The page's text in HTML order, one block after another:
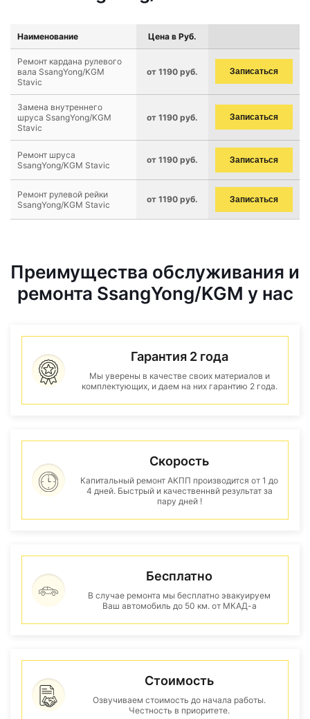
Наименование Цена в Руб.
Ремонт кардана рулевого
вала SsangYong/KGM
Stavic
от 1190 руб. Записаться
Замена внутреннего
шруса SsangYong/KGM
Stavic
от 1190 руб. Записаться
Ремонт шруса
SsangYong/KGM Stavic
от 1190 руб. Записаться
Ремонт рулевой рейки
SsangYong/KGM Stavic
от 1190 руб. Записаться
Преимущества обслуживания и
ремонта SsangYong/KGM у нас
Гарантия 2 года
Мы уверены в качестве своих материалов и
комплектующих, и даем на них гарантию 2 года.
Скорость
Капитальный ремонт АКПП производится от 1 до
4 дней. Быстрый и качественнвй результат за
пару дней !
Бесплатно
В случае ремонта мы бесплатно эвакуируем
Ваш автомобиль до 50 км. от МКАД-а
Стоимость
Озвучиваем стоимость до начала работы.
Честность в приоритете.